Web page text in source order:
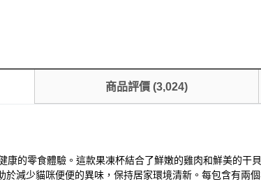
商品評價 (3,024)
康的零食體驗。這款果凍杯結合了鮮嫩的雞肉和鮮美的
減少貓咪便便的異味，保持居家環境清新。每包含有兩